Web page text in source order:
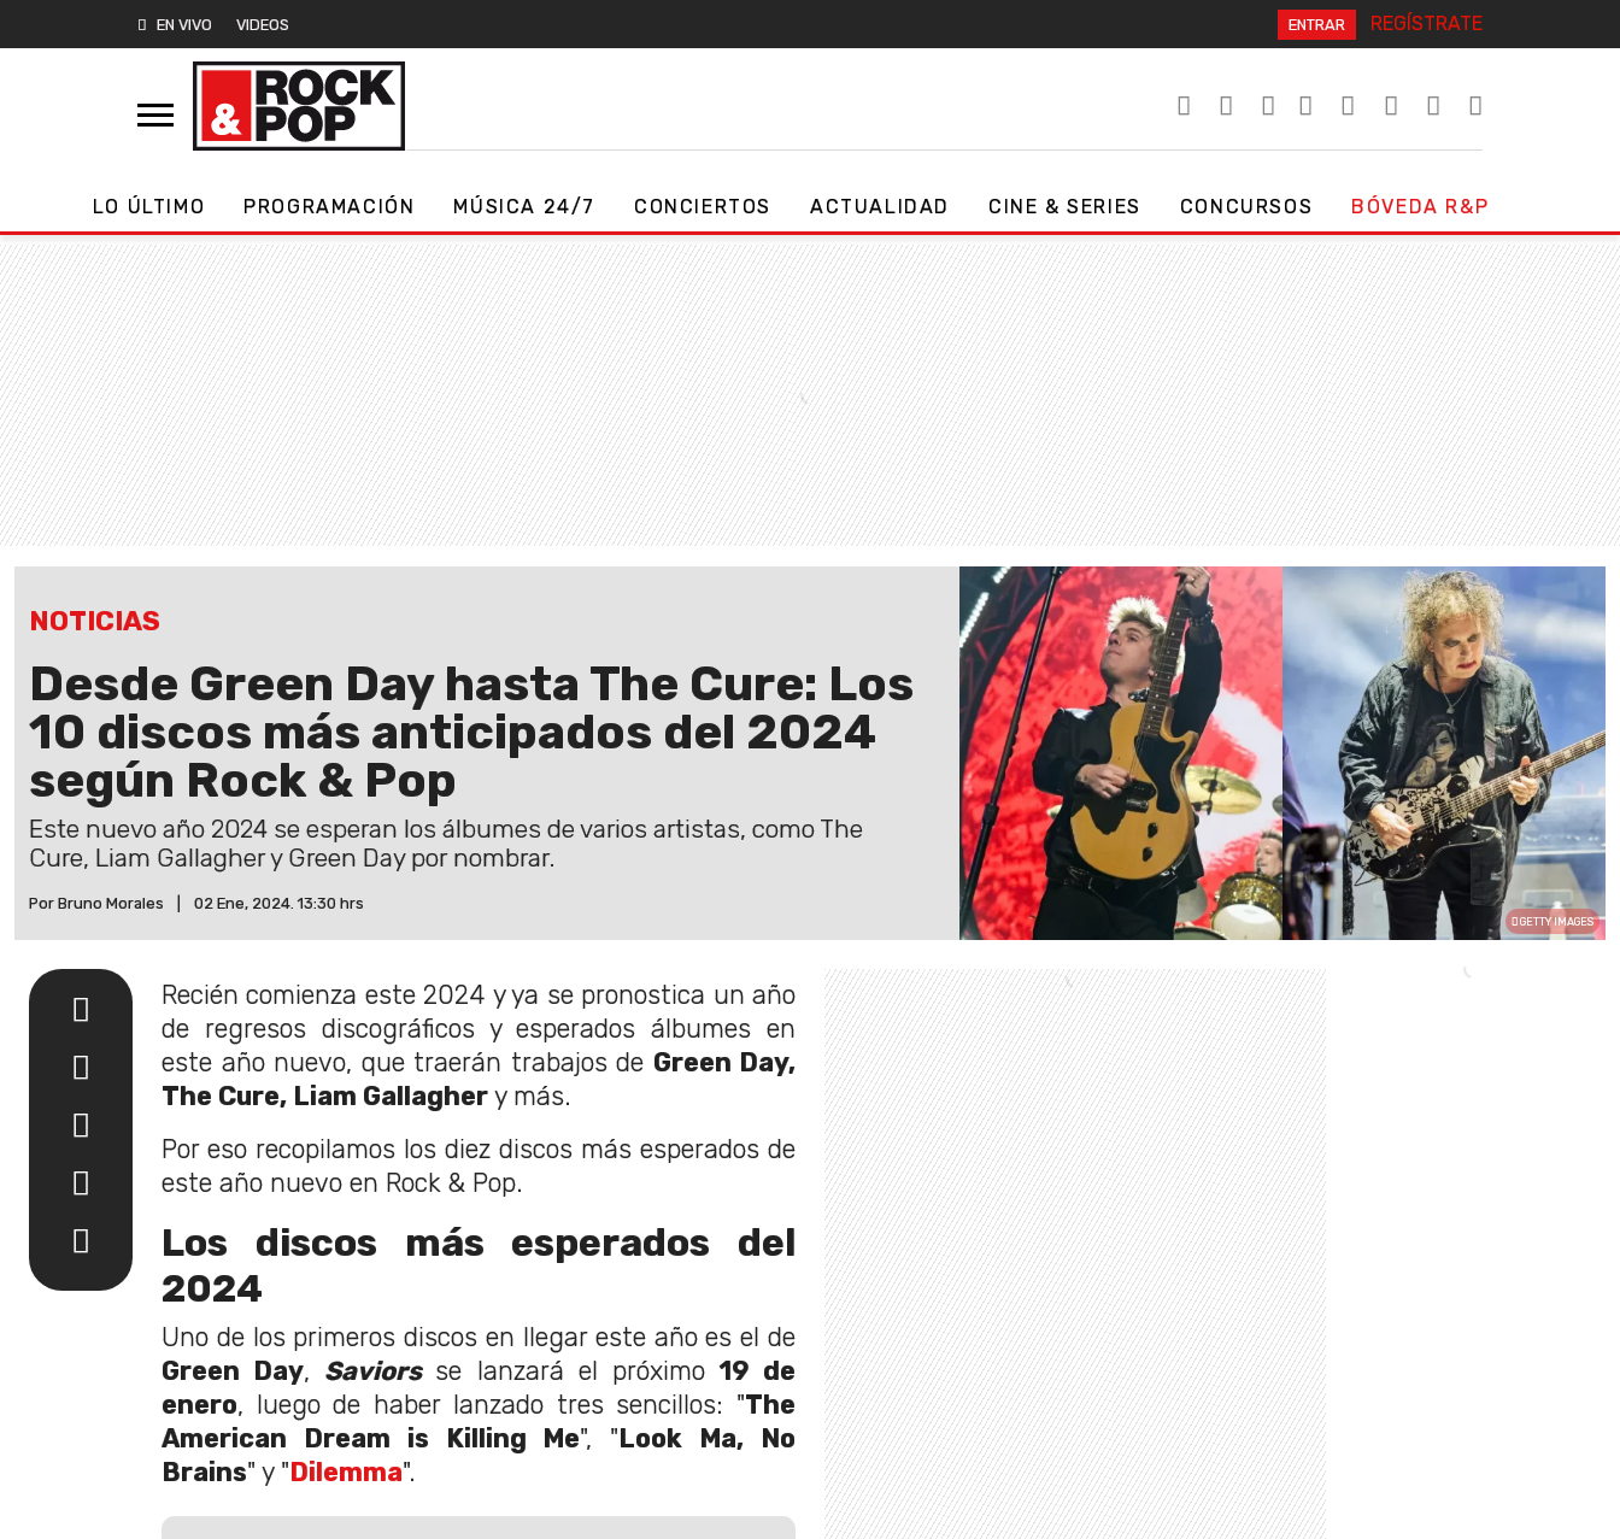
EN VIVO VIDEOS ENTRAR REGÍSTRATE
LO ÚLTIMO PROGRAMACIÓN MÚSICA 24/7 CONCIERTOS ACTUALIDAD CINE & SERIES CONCURSOS BÓVEDA R&P
NOTICIAS
Desde Green Day hasta The Cure: Los
10 discos más anticipados del 2024
según Rock & Pop
Este nuevo año 2024 se esperan los álbumes de varios artistas, como The
Cure, Liam Gallagher y Green Day por nombrar.
Por Bruno Morales 02 Ene, 2024. 13:30 hrs
GETTY IMAGES
Recién comienza este 2024 y ya se pronostica un año
de regresos discográficos y esperados álbumes en
este año nuevo, que traerán trabajos de Green Day,
The Cure, Liam Gallagher y más.
Por eso recopilamos los diez discos más esperados de
este año nuevo en Rock & Pop.
Los discos más esperados del
2024
Uno de los primeros discos en llegar este año es el de
Green Day, Saviors se lanzará el próximo19 de
enero, luego de haber lanzado tres sencillos: "The
American Dream is Killing Me", "Look Ma, No
Brains" y "Dilemma".